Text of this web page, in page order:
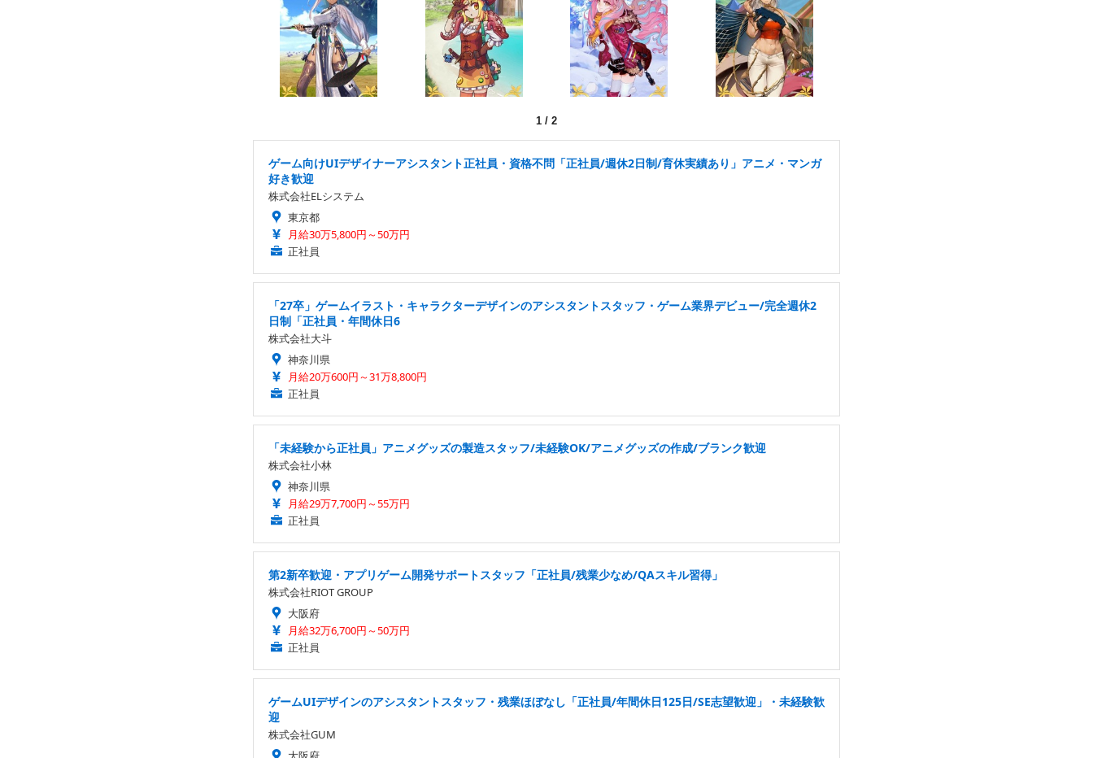
1 / 2
ゲーム向けUIデザイナーアシスタント正社員・資格不問「正社員/週休2日制/育休実績あり」アニメ・マンガ
好き歓迎
株式会社ELシステム
東京都
月給30万5,800円～50万円
正社員
「27卒」ゲームイラスト・キャラクターデザインのアシスタントスタッフ・ゲーム業界デビュー/完全週休2
日制「正社員・年間休日6
株式会社大斗
神奈川県
月給20万600円～31万8,800円
正社員
「未経験から正社員」アニメグッズの製造スタッフ/未経験OK/アニメグッズの作成/ブランク歓迎
株式会社小林
神奈川県
月給29万7,700円～55万円
正社員
第2新卒歓迎・アプリゲーム開発サポートスタッフ「正社員/残業少なめ/QAスキル習得」
株式会社RIOT GROUP
大阪府
月給32万6,700円～50万円
正社員
ゲームUIデザインのアシスタントスタッフ・残業ほぼなし「正社員/年間休日125日/SE志望歓迎」・未経験歓
迎
株式会社GUM